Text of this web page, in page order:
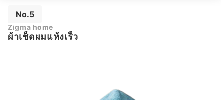
No.5
Zigma home
ผ้าเช็ดผมแห้งเร็ว